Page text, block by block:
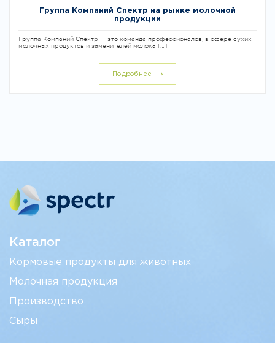
Группа Компаний Спектр на рынке молочной
продукции
Группа Компаний Спектр — это команда профессионалов, в сфере сухих
молочных продуктов и заменителей молока […]
Подробнее
Каталог
Кормовые продукты для животных
Молочная продукция
Производство
Сыры